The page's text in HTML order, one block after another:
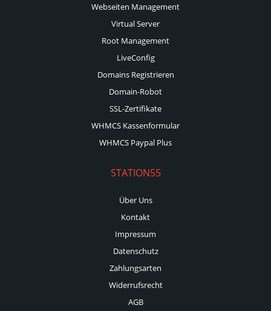
Webseiten Management
Virtual Server
Root Management
LiveConfig
Domains Registrieren
Domain-Robot
SSL-Zertifikate
WHMCS Kassenformular
WHMCS Paypal Plus
STATION55
Über Uns
Kontakt
Impressum
Datenschutz
Zahlungsarten
Widerrufsrecht
AGB